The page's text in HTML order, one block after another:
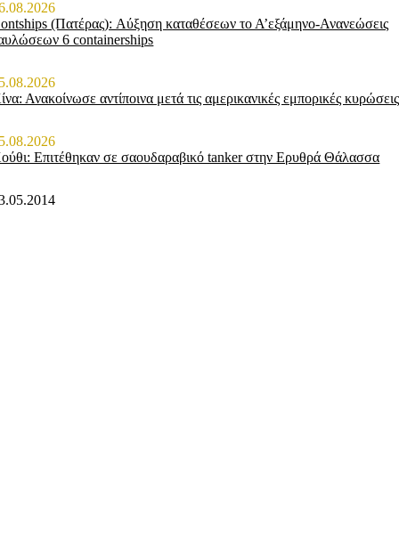
(Πατέρας): Αύξηση καταθέσεων το Α’εξάμηνο-Ανανεώσεις
6 containerships
Ανακοίνωσε αντίποινα μετά τις αμερικανικές εμπορικές κυρώσεις
Επιτέθηκαν σε σαουδαραβικό tanker στην Ερυθρά Θάλασσα